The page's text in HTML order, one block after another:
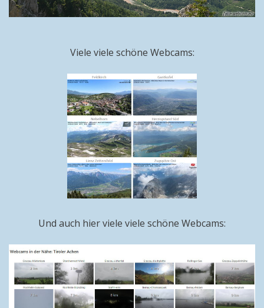
Viele viele schöne Webcams:
Und auch hier viele viele schöne Webcams: